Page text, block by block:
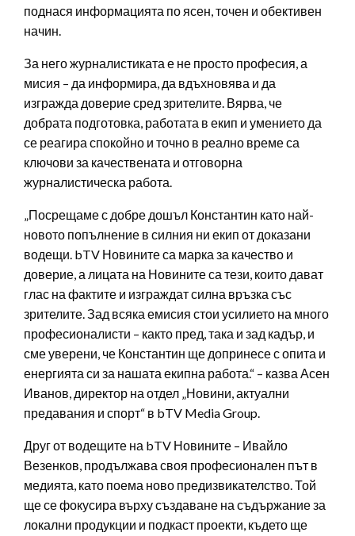
поднася информацията по ясен, точен и обективен
начин.
За него журналистиката е не просто професия, а
мисия – да информира, да вдъхновява и да
изгражда доверие сред зрителите. Вярва, че
добрата подготовка, работата в екип и умението да
се реагира спокойно и точно в реално време са
ключови за качествената и отговорна
журналистическа работа.
„Посрещаме с добре дошъл Константин като най-
новото попълнение в силния ни екип от доказани
водещи. bTV Новините са марка за качество и
доверие, а лицата на Новините са тези, които дават
глас на фактите и изграждат силна връзка със
зрителите. Зад всяка емисия стои усилието на много
професионалисти – както пред, така и зад кадър, и
сме уверени, че Константин ще допринесе с опита и
енергията си за нашата екипна работа.“ – казва Асен
Иванов, директор на отдел „Новини, актуални
предавания и спорт“ в bTV Media Group.
Друг от водещите на bTV Новините – Ивайло
Везенков, продължава своя професионален път в
медията, като поема ново предизвикателство. Той
ще се фокусира върху създаване на съдържание за
локални продукции и подкаст проекти, където ще